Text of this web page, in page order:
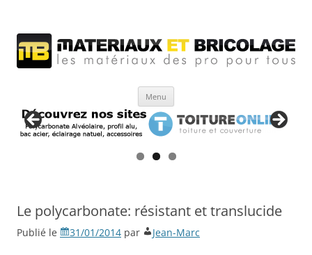
Menu
Le polycarbonate: résistant et translucide
Publié le 31/01/2014 par Jean-Marc